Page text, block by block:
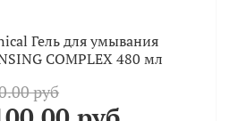
Гель для умывания
COMPLEX 480 мл
руб